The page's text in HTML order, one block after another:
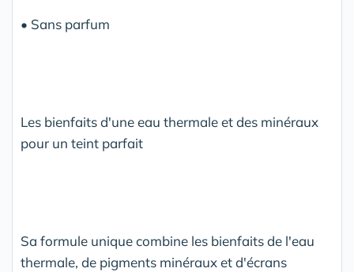
• Sans parfum
Les bienfaits d'une eau thermale et des minéraux
pour un teint parfait
Sa formule unique combine les bienfaits de l'eau
thermale, de pigments minéraux et d'écrans